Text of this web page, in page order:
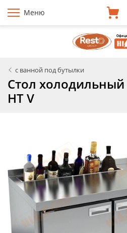
Меню
с ванной под бутылки
Стол холодильный
HT V